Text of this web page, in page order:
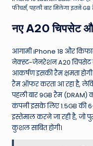
फीचर्स, पहली बार मिलेगा इतने
नए A20 चिपसेट
आगामी iPhone 18 और
नेक्स्ट-जेनरेशन A20 चिपसेट
आकर्षण इसकी रैम क्षमता
रैम ऑफर करता आ रहा है,
पहली बार 9GB रैम (DRAM)
कंपनी इसके लिए 1.5GB की
इस्तेमाल करने जा रही है,
कुशल साबित होगी।